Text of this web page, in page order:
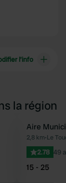
l’info
la région
Préféré
Aire
2,8 km•Le
2.78 49
15 - 25